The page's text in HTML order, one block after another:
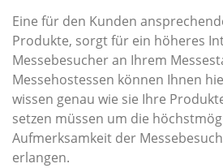
Eine für den Kunden
Produkte, sorgt für ein höheres
Messebesucher an Ihrem
Messehostessen können Ihnen
wissen genau wie sie Ihre
setzen müssen um die
Aufmerksamkeit der
erlangen.